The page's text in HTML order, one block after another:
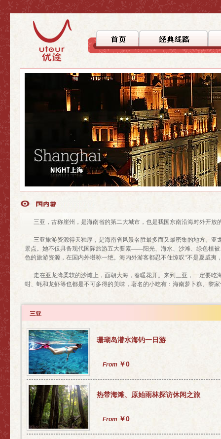
>上海周边
>国内游
>上海周边
>国内游
>文化探踪
>美食之旅
三亚，古称崖州，是海南省的第二大城市，也是我国东南沿海对外开放
三亚旅游资源得天独厚，是海南省风景名胜最多而又最密集的地方。
景点。她不仅具备现代国际旅游五大要素——阳光、海水、沙滩、绿色植
色的旅游资源，在国内外堪称一绝。海内外游客都忍不住惊叹“不是夏威夷
走在亚龙湾柔软的沙滩上，面朝大海，春暖花开。来到三亚，一定要
蚶、蚝和龙虾等也都是不可多得的美味，著名的小吃有：海南萝卜糕、黎
三亚
珊瑚岛潜水海钓一日游
From ￥0
热带海滩、原始雨林探访休闲之旅
From ￥0